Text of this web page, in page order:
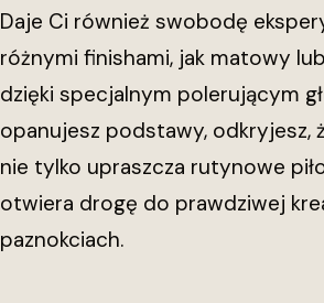
Daje Ci również swobodę
różnymi finishami, jak matowy
dzięki specjalnym polerującym
opanujesz podstawy, odkryjesz,
nie tylko upraszcza rutynowe
otwiera drogę do prawdziwej
paznokciach.